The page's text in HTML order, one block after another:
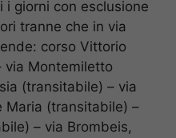
giorni con esclusione
tranne che in via
corso Vittorio
via Montemiletto
(transitabile) – via
Maria (transitabile) –
– via Brombeis,